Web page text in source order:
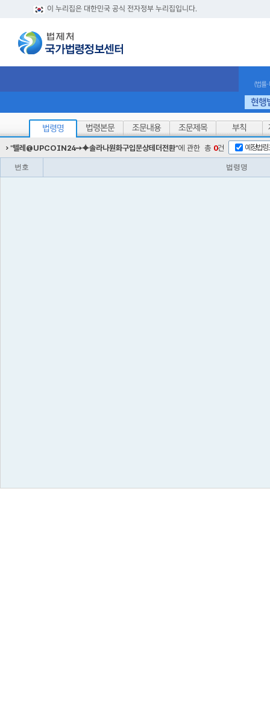
이 누리집은 대한민국 공식 전자정부 누리집입니다.
(법률
현행
법령명 법령본문 조문내용 조문제목 부칙
"텔레@UPCOIN24➙⯌솔라나원화구입문상테더전환"에 관한 총 0건 예정법령
번호 법령명